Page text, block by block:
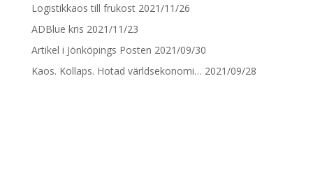
Logistikkaos till frukost 2021/11/26
ADBlue kris 2021/11/23
Artikel i Jönköpings Posten 2021/09/30
Kaos. Kollaps. Hotad världsekonomi… 2021/09/28